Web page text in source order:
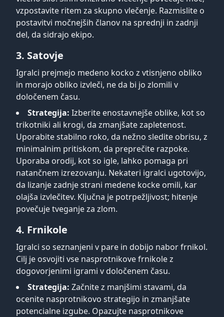
vzpostavite ritem za skupno vlečenje. Razmislite o
postavitvi močnejših članov na sprednji in zadnji
del, da sidrajo ekipo.
3. Satovje
Igralci prejmejo medeno kocko z vtisnjeno obliko
in morajo obliko izvleči, ne da bi jo zlomili v
določenem času.
Strategija: Izberite enostavnejše oblike, kot so
trikotniki ali krogi, da zmanjšate zapletenost.
Uporabite stabilno roko, da nežno sledite obrisu, z
minimalnim pritiskom, da preprečite razpoke.
Uporaba orodij, kot so igle, lahko pomaga pri
natančnem izrezovanju. Nekateri igralci ugotovijo,
da lizanje zadnje strani medene kocke omili, kar
olajša izvlečitev. Ključna je potrpežljivost; hitenje
povečuje tveganje za zlom.
4. Frnikole
Igralci so seznanjeni v pare in dobijo nabor frnikol.
Cilj je osvojiti vse nasprotnikove frnikole z
dogovorjenimi igrami v določenem času.
Strategija: Začnite z manjšimi stavami, da
ocenite nasprotnikovo strategijo in zmanjšate
potencialne izgube. Opazujte nasprotnikove